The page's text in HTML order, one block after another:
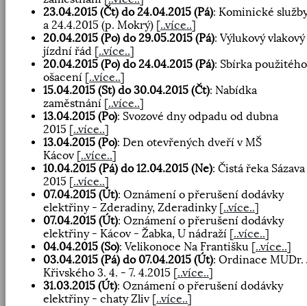
23.04.2015 (Čt) do 24.04.2015 (Pá): Kominické
a 24.4.2015 (p. Mokrý) [..více..]
20.04.2015 (Po) do 29.05.2015 (Pá): Výlukový vlakový
jízdní řád [..více..]
20.04.2015 (Po) do 24.04.2015 (Pá): Sbírka použitého
ošacení [..více..]
15.04.2015 (St) do 30.04.2015 (Čt): Nabídka
zaměstnání [..více..]
13.04.2015 (Po): Svozové dny odpadu od dubna
2015 [..více..]
13.04.2015 (Po): Den otevřených dveří v MŠ
Kácov [..více..]
10.04.2015 (Pá) do 12.04.2015 (Ne): Čistá řeka Sázava
2015 [..více..]
07.04.2015 (Út): Oznámení o přerušení dodávky
elektřiny - Zderadiny, Zderadinky [..více..]
07.04.2015 (Út): Oznámení o přerušení dodávky
elektřiny - Kácov - Žabka, U nádraží [..více..]
04.04.2015 (So): Velikonoce Na Františku [..více..]
03.04.2015 (Pá) do 07.04.2015 (Út): Ordinace MUDr.
Křivského 3. 4. - 7. 4.2015 [..více..]
31.03.2015 (Út): Oznámení o přerušení dodávky
elektřiny - chaty Zliv [..více..]